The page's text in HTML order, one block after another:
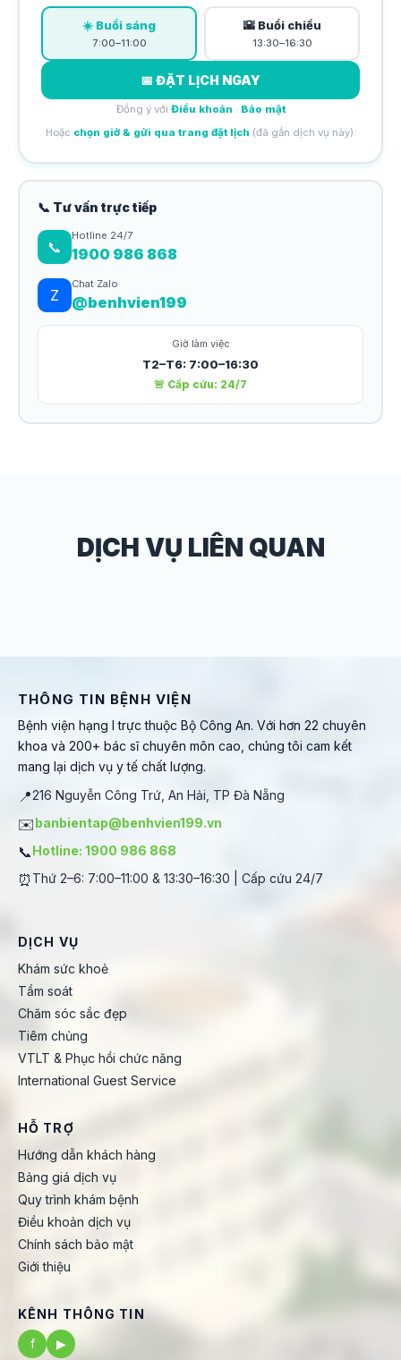
☀️ Buổi sáng
7:00–11:00
🌇 Buổi chiều
13:30–16:30
📅 ĐẶT LỊCH NGAY
Đồng ý với Điều khoản · Bảo mật
Hoặc chọn giờ & gửi qua trang đặt lịch (đã gắn dịch vụ này).
📞 Tư vấn trực tiếp
📞
Hotline 24/7
1900 986 868
Z
Chat Zalo
@benhvien199
Giờ làm việc
T2–T6: 7:00–16:30
🚨 Cấp cứu: 24/7
DỊCH VỤ LIÊN QUAN
THÔNG TIN BỆNH VIỆN
Bệnh viện hạng I trực thuộc Bộ Công An. Với hơn 22 chuyên
khoa và 200+ bác sĩ chuyên môn cao, chúng tôi cam kết
mang lại dịch vụ y tế chất lượng.
📍216 Nguyễn Công Trứ, An Hải, TP Đà Nẵng
✉️banbientap@benhvien199.vn
📞Hotline: 1900 986 868
⏰ Thứ 2–6: 7:00–11:00 & 13:30–16:30 | Cấp cứu 24/7
DỊCH VỤ
Khám sức khoẻ
Tầm soát
Chăm sóc sắc đẹp
Tiêm chủng
VTLT & Phục hồi chức năng
International Guest Service
HỖ TRỢ
Hướng dẫn khách hàng
Bảng giá dịch vụ
Quy trình khám bệnh
Điều khoản dịch vụ
Chính sách bảo mật
Giới thiệu
KÊNH THÔNG TIN
f
▶